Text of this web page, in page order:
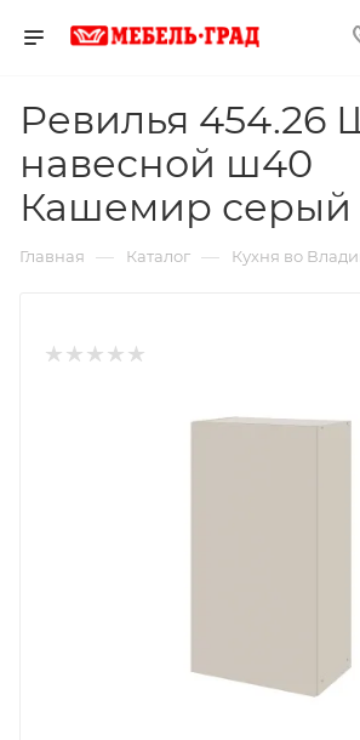
Ревилья 454.26
навесной ш40
Кашемир серый
Главная — Каталог — Кухня во